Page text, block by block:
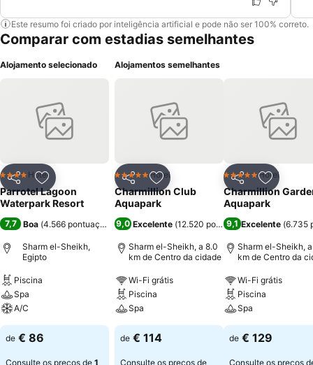
Este resumo foi criado por inteligência artificial e pode não ser 100% correto.
Comparar com estadias semelhantes
Alojamento selecionado
PartilharAdicionar aos favoritos
4 EstrelasHotel
Parrotel Lagoon
Waterpark Resort
7,7 Boa (4.566 pontuações )
Sharm el-Sheikh,
Egipto
Piscina
Spa
A/C
de € 86
Consulte os preços de 1
Alojamentos semelhantes
PartilharAdicionar aos favoritos
5 EstrelasHotel
Charmillion Club
Aquapark
9,0 Excelente (12.520 pontuações)
Sharm el-Sheikh, a 8.0
km de Centro da cidade
Wi-Fi grátis
Piscina
Spa
de € 114
Consulte os preços de
Partilhar
5 EstrelasHotel
Charmillion
Aquapark
9,1 Excelente (6.735
Sharm el-Sheikh, a
km de Centro da
Wi-Fi grátis
Piscina
Spa
de € 129
Consulte os preços